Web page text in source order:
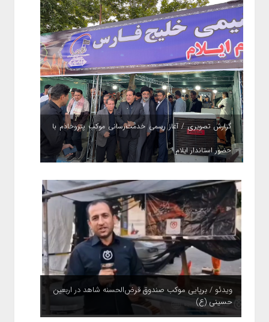
گزارش تصویری / آغاز رسمی خدمت‌رسانی موکب پتروخادم با
حضور استاندار ایلام
ویدئو / برپایی موکب صندوق قرض‌الحسنه شاهد در اربعین
حسینی (ع)